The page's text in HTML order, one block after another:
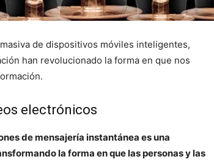
de dispositivos móviles inteligentes,
han revolucionado la forma en que nos
electrónicos
de mensajería instantánea es una
la forma en que las personas y las